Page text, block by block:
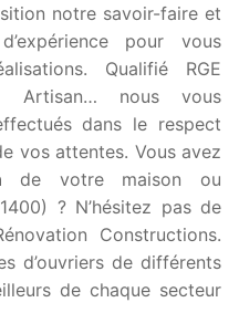
notre savoir-faire et
pour vous
Qualifié RGE
Artisan… nous vous
dans le respect
vos attentes. Vous avez
de votre maison ou
? N’hésitez pas de
Constructions.
d’ouvriers de différents
de chaque secteur